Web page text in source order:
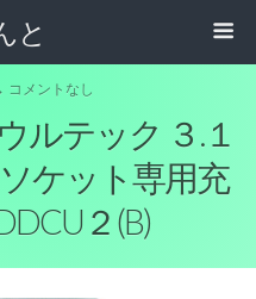
と
メントなし
ウルテック ３.１
ケット専用充
２(B)